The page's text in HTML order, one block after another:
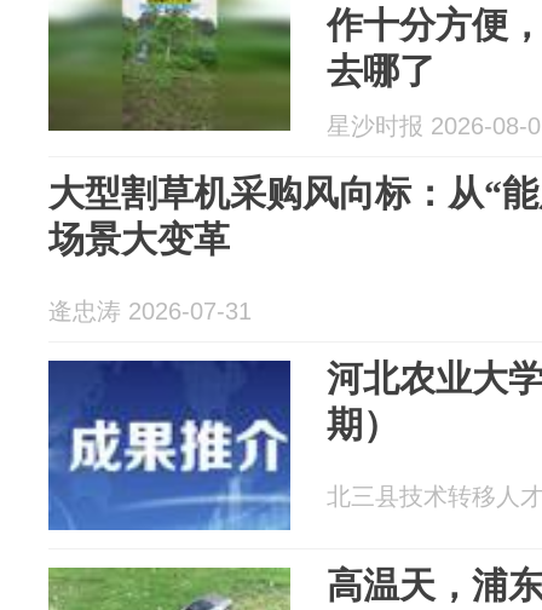
作十分方便
去哪了
星沙时报 2026-08-
大型割草机采购风向标：从“
场景大变革
逄忠涛 2026-07-31
河北农业大
期）
北三县技术转移人
高温天，浦